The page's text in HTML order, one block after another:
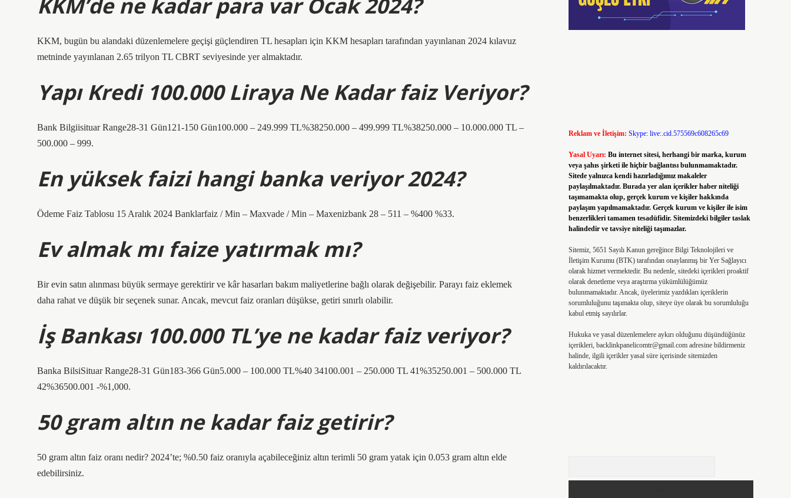
KKM, bugün bu alandaki düzenlemelere geçişi güçlendiren TL hesapları için KKM hesapları tarafından yayınlanan 2024 kılavuz
metninde yayınlanan 2.65 trilyon TL CBRT seviyesinde yer almaktadır.
Yapı Kredi 100.000 Liraya Ne Kadar faiz Veriyor?
Bank Bilgiisituar Range28-31 Gün121-150 Gün100.000 – 249.999 TL%38250.000 – 499.999 TL%38250.000 – 10.000.000 TL –
500.000 – 999.
En yüksek faizi hangi banka veriyor 2024?
Ödeme Faiz Tablosu 15 Aralık 2024 Banklarfaiz / Min – Maxvade / Min – Maxenizbank 28 – 511 – %400 %33.
Ev almak mı faize yatırmak mı?
Bir evin satın alınması büyük sermaye gerektirir ve kâr hasarları bakım maliyetlerine bağlı olarak değişebilir. Parayı faiz eklemek
daha rahat ve düşük bir seçenek sunar. Ancak, mevcut faiz oranları düşükse, getiri sınırlı olabilir.
İş Bankası 100.000 TL’ye ne kadar faiz veriyor?
Banka BilsiSituar Range28-31 Gün183-366 Gün5.000 – 100.000 TL%40 34100.001 – 250.000 TL 41%35250.001 – 500.000 TL
42%36500.001 -%1,000.
50 gram altın ne kadar faiz getirir?
50 gram altın faiz oranı nedir? 2024’te; %0.50 faiz oranıyla açabileceğiniz altın terimli 50 gram yatak için 0.053 gram altın elde
edebilirsiniz.
Reklam ve İletişim: Skype: live:.cid.575569c608265c69
Yasal Uyarı: Bu internet sitesi, herhangi bir marka, kurum
veya şahıs şirketi ile hiçbir bağlantısı bulunmamaktadır.
Sitede yalnızca kendi hazırladığımız makaleler
paylaşılmaktadır. Burada yer alan içerikler haber niteliği
taşımamakta olup, gerçek kurum ve kişiler hakkında
paylaşım yapılmamaktadır. Gerçek kurum ve kişiler ile isim
benzerlikleri tamamen tesadüfidir. Sitemizdeki bilgiler taslak
halindedir ve tavsiye niteliği taşımazlar.
Sitemiz, 5651 Sayılı Kanun gereğince Bilgi Teknolojileri ve
İletişim Kurumu (BTK) tarafından onaylanmış bir Yer Sağlayıcı
olarak hizmet vermektedir. Bu nedenle, sitedeki içerikleri proaktif
olarak denetleme veya araştırma yükümlülüğümüz
bulunmamaktadır. Ancak, üyelerimiz yazdıkları içeriklerin
sorumluluğunu taşımakta olup, siteye üye olarak bu sorumluluğu
kabul etmiş sayılırlar.
Hukuka ve yasal düzenlemelere aykırı olduğunu düşündüğünüz
içerikleri, backlinkpanelicomtr@gmail.comadresine bildirmeniz
halinde, ilgili içerikler yasal süre içerisinde sitemizden
kaldırılacaktır.